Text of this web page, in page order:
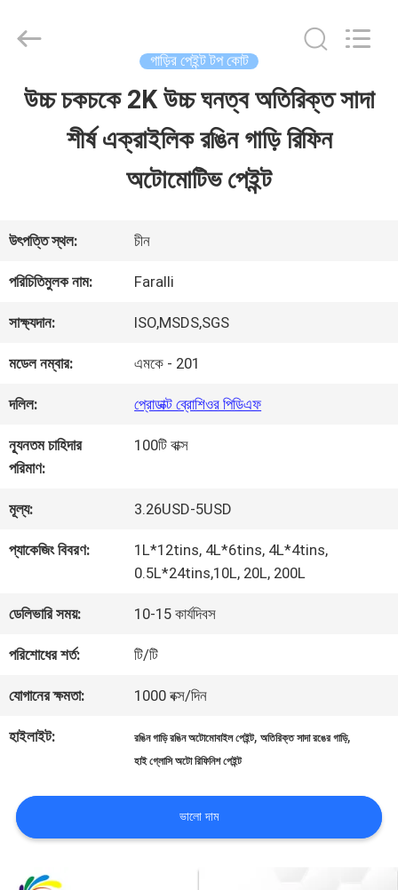
বাড়ি
ভিডিও
আমাদের
সম্পর্কে
কারখানা
ভ্রমণ
মান
নিয়ন্ত্রণ
আমাদের
সাথে
যোগাযোগ
করুন
খবর
উদ্ধৃতির
Chemical
গাড়ির পেইন্ট টপ কোট
উচ্চ চকচকে 2K উচ্চ ঘনত্ব অতিরিক্ত সাদা
শীর্ষ এক্রাইলিক রঙিন গাড়ি রিফিন
অটোমোটিভ পেইন্ট
উৎপত্তি স্থল: চীন
পরিচিতিমুলক নাম: Faralli
সাক্ষ্যদান: ISO,MSDS,SGS
মডেল নম্বার: এমকে - 201
দলিল: প্রোডাক্ট ব্রোশিওর পিডিএফ
ন্যূনতম চাহিদার
পরিমাণ:
100টি বাক্স
মূল্য: 3.26USD-5USD
প্যাকেজিং বিবরণ:
1L*12tins, 4L*6tins, 4L*4tins,
0.5L*24tins,10L, 20L, 200L
ডেলিভারি সময়: 10-15 কার্যদিবস
পরিশোধের শর্ত: টি/টি
যোগানের ক্ষমতা: 1000 বক্স/দিন
হাইলাইট: রঙিন গাড়ি রঙিন অটোমোবাইল পেইন্ট,অতিরিক্ত সাদা রঙের গাড়ি,
হাই গ্লোসি অটো রিফিনিশ পেইন্ট
ভালো দাম